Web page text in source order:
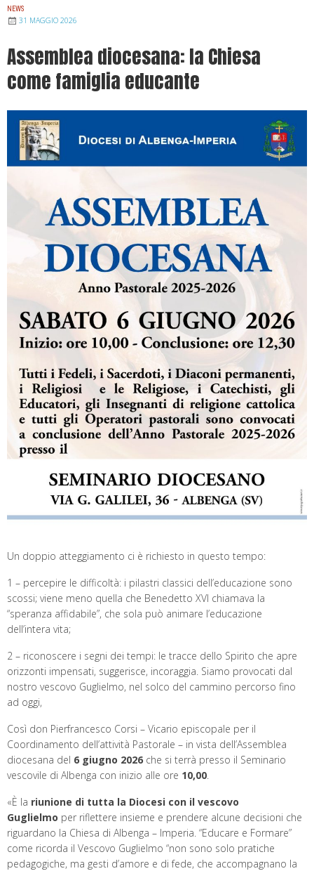
NEWS
31 MAGGIO 2026
Assemblea diocesana: la Chiesa
come famiglia educante
Un doppio atteggiamento ci è richiesto in questo tempo:
1 – percepire le difficoltà: i pilastri classici dell’educazione sono
scossi; viene meno quella che Benedetto XVI chiamava la
“speranza affidabile”, che sola può animare l’educazione
dell’intera vita;
2 – riconoscere i segni dei tempi: le tracce dello Spirito che apre
orizzonti impensati, suggerisce, incoraggia. Siamo provocati dal
nostro vescovo Guglielmo, nel solco del cammino percorso fino
ad oggi,
Così don Pierfrancesco Corsi – Vicario episcopale per il
Coordinamento dell’attività Pastorale – in vista dell’Assemblea
diocesana del 6 giugno 2026 che si terrà presso il Seminario
vescovile di Albenga con inizio alle ore 10,00
«È la riunione di tutta la Diocesi con il vescovo
Guglielmo per riflettere insieme e prendere alcune decisioni che
riguardano la Chiesa di Albenga – Imperia. “Educare e Formare”
come ricorda il Vescovo Guglielmo “non sono solo pratiche
pedagogiche, ma gesti d’amore e di fede, che accompagnano la